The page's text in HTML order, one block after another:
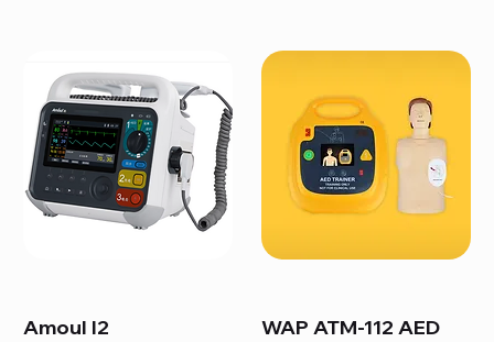
Amoul I2
WAP ATM-112 AED